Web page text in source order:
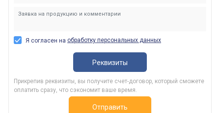
Я согласен на обработку персональных данных
Реквизиты
Прикрепив реквизиты, вы получите счет-договор, который сможете
оплатить сразу, что сэкономит ваше время.
Отправить